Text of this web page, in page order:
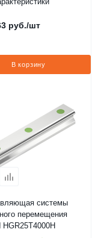
руб./шт
В корзину
системы
перемещения
HGR25T4000H